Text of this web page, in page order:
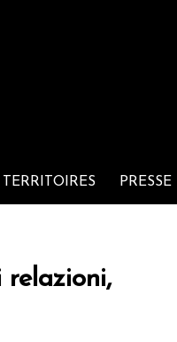
TERRITOIRES PRESSE
relazioni,